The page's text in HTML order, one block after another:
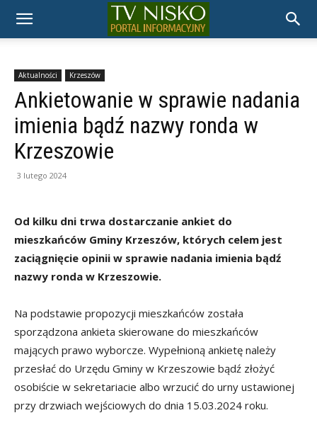
TELEWIZJA
NISKO
Aktualności Krzeszów
Ankietowanie w sprawie nadania
imienia bądź nazwy ronda w
Krzeszowie
3 lutego 2024
Od kilku dni trwa dostarczanie ankiet do
mieszkańców Gminy Krzeszów, których celem jest
zaciągnięcie opinii w sprawie nadania imienia bądź
nazwy ronda w Krzeszowie.
Na podstawie propozycji mieszkańców została
sporządzona ankieta skierowane do mieszkańców
mających prawo wyborcze. Wypełnioną ankietę należy
przesłać do Urzędu Gminy w Krzeszowie bądź złożyć
osobiście w sekretariacie albo wrzucić do urny ustawionej
przy drzwiach wejściowych do dnia 15.03.2024 roku.